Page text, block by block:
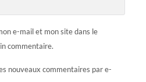
e-mail et mon site dans le
commentaire.
nouveaux commentaires par e-